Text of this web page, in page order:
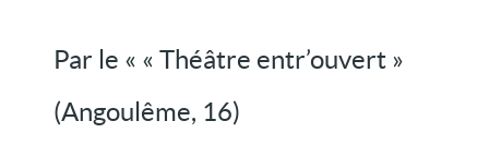
Par le « « Théâtre entr’ouvert »
(Angoulême, 16)